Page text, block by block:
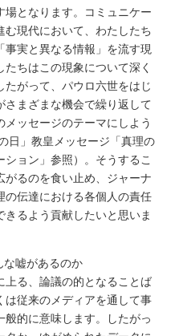
となります。コミュニケー
む現代において、わたしたち
実と異なる情報」を流す現
ちはこの現象について深く
がって、パウロ六世をはじ
まざまな機会で繰り返して
ッセージのテーマにしよう
日」教皇メッセージ「真理の
ョン」参照）。そうするこ
がるのを食い止め、ジャーナ
の伝達における各個人の責任
るよう貢献したいと思いま
な嘘があるのか
る、論議の的となることば
は従来のメディアを通して事
的に意味します。したがっ